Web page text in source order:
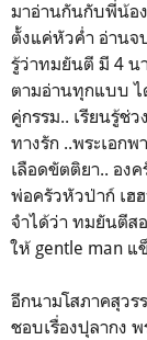
มาอ่านกันกับพี่น้อ
ตั้งแค่หัวค่ำ อ่านจ
รู้ว่าทมยันตี มี 4 น
ตามอ่านทุกแบบ ไ
คู่กรรม.. เรียนรู้ช่
ทางรัก ..พระเอกพ
เลือดขัตติยา.. อง
พ่อครัวหัวป่าก์ เฮ
จำได้ว่า ทมยันตีส
ให้ gentle man แ
อีกนามโสภาคสุวร
ชอบเรื่องปุลากง